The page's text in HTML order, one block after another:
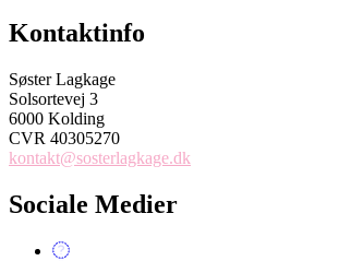
Kontaktinfo
Søster Lagkage
Solsortevej 3
6000 Kolding
CVR 40305270
kontakt@sosterlagkage.dk
Sociale Medier